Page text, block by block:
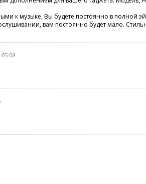
к музыке, Вы будете постоянно в
вам постоянно будет мало.